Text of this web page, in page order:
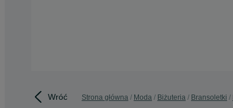
Wróć Strona główna Moda Biżuteria Bransoletki